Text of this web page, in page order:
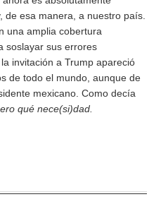
de esa manera, a nuestro país.
una amplia cobertura
soslayar sus errores
invitación a Trump apareció
de todo el mundo, aunque de
mexicano. Como decía
qué nece(si)dad.